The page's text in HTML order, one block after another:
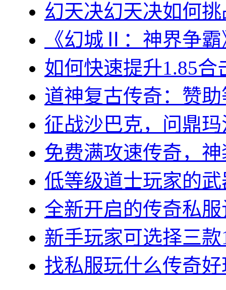
幻天决幻天决如何
《幻城Ⅱ：神界争
如何快速提升1.85
道神复古传奇：赞
征战沙巴克，问鼎
免费满攻速传奇，
低等级道士玩家的
全新开启的传奇私
新手玩家可选择三款
找私服玩什么传奇好